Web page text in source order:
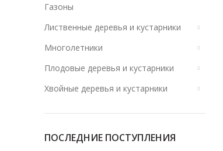
Газоны
Лиственные деревья и кустарники
Многолетники
Плодовые деревья и кустарники
Хвойные деревья и кустарники
ПОСЛЕДНИЕ ПОСТУПЛЕНИЯ